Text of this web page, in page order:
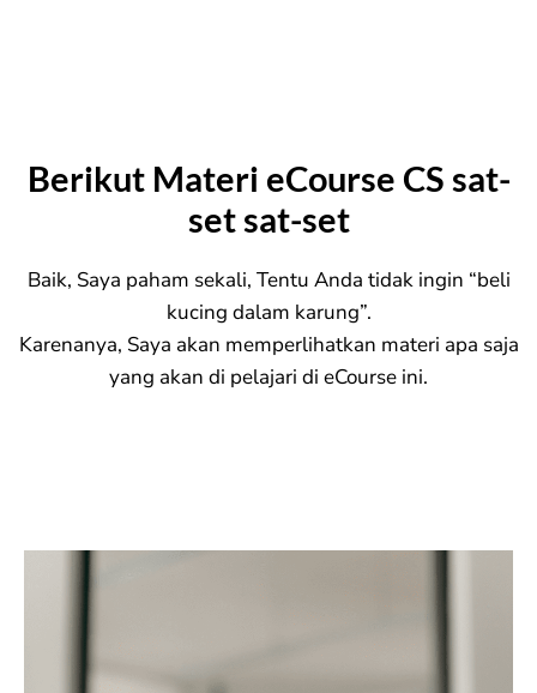
Berikut Materi eCourse CS sat-
set sat-set
Baik, Saya paham sekali, Tentu Anda tidak ingin “beli
kucing dalam karung”.
Karenanya, Saya akan memperlihatkan materi apa saja
yang akan di pelajari di eCourse ini.